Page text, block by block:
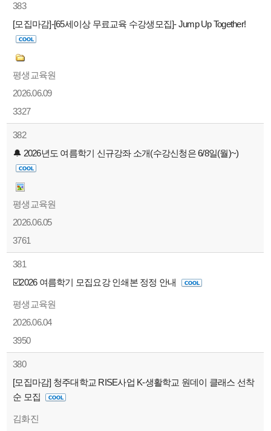
383
[모집마감]-[65세이상 무료교육 수강생모집]- Jump Up Together!
평생교육원
2026.06.09
3327
382
🔔 2026년도 여름학기 신규강좌 소개(수강신청은 6/8일(월)~)
평생교육원
2026.06.05
3761
381
☑️2026 여름학기 모집요강 인쇄본 정정 안내
평생교육원
2026.06.04
3950
380
[모집마감] 청주대학교 RISE사업 K-생활학교 원데이 클래스 선착
순 모집
김화진